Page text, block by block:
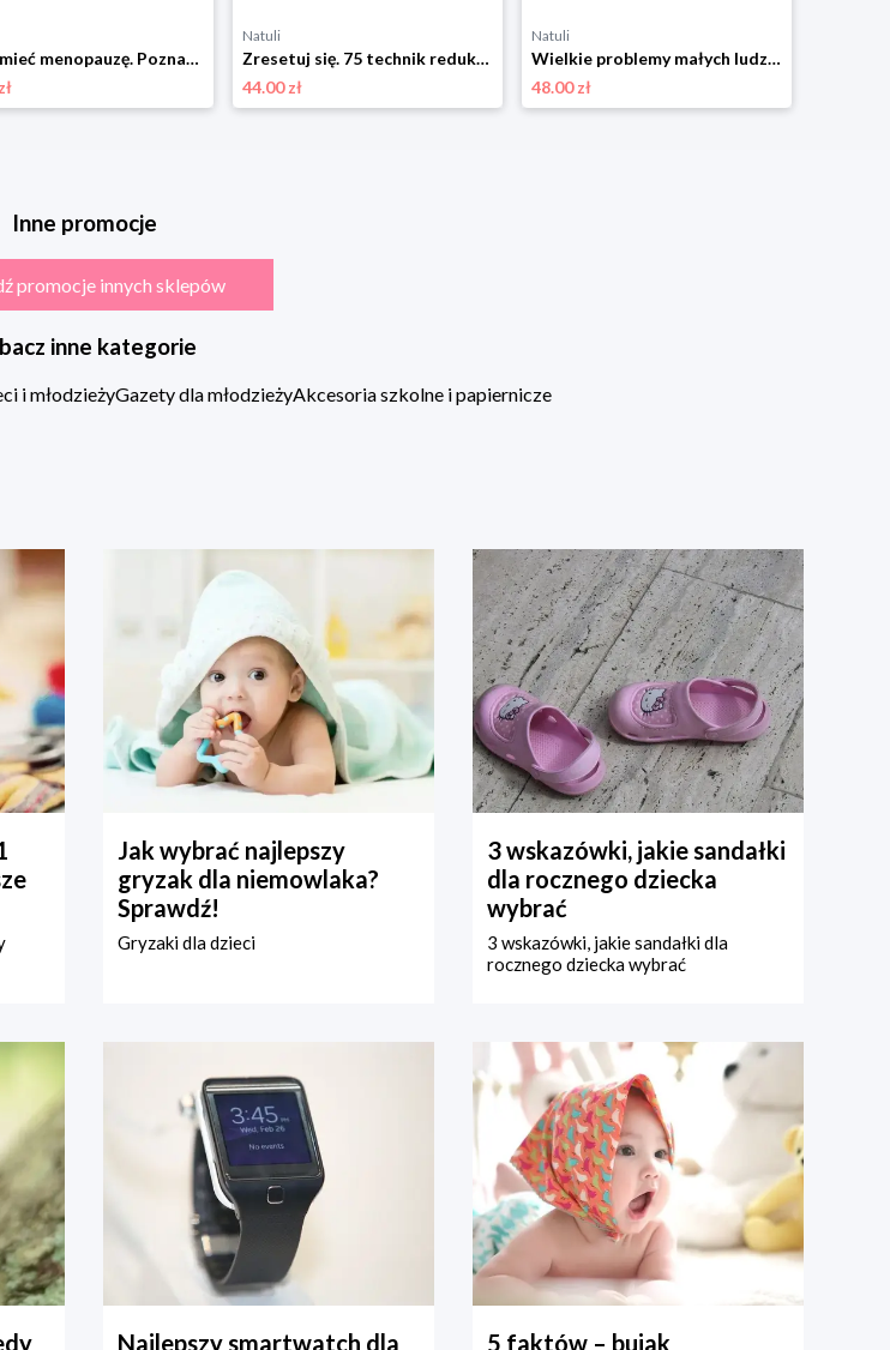
Zrozumieć menopauzę. Poznaj swój typ i skuteczne sposoby łagodzenia objawów Laurum
Natuli
Zresetuj się. 75 technik redukcji stresu, aby ukoić ciało i umysł w kilka minut Laurum
44.00 zł
Natuli
Wielkie problemy małych ludzi. 131 interwencji Play Therapy w terapii traumy i zaburzeń autoregulacji Laurum
48.00 zł
Inne promocje
promocje innych sklepów
inne kategorie
i młodzieżyGazety dla młodzieżyAkcesoria szkolne i papiernicze
Jak wybrać najlepszy
gryzak dla niemowlaka?
Sprawdź!
Gryzaki dla dzieci
3 wskazówki, jakie sandałki
dla rocznego dziecka
wybrać
3 wskazówki, jakie sandałki dla
rocznego dziecka wybrać
Najlepszy smartwatch dla
5 faktów – bujak